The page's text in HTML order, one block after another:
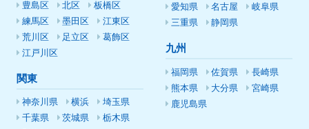
豊島区
北区
板橋区
練馬区
墨田区
江東区
荒川区
足立区
葛飾区
江戸川区
関東
神奈川県 横浜
埼玉県
千葉県
茨城県
栃木県
愛知県 名古屋
岐阜県
三重県
静岡県
九州
福岡県 佐賀県
長崎県
熊本県
大分県
宮崎県
鹿児島県